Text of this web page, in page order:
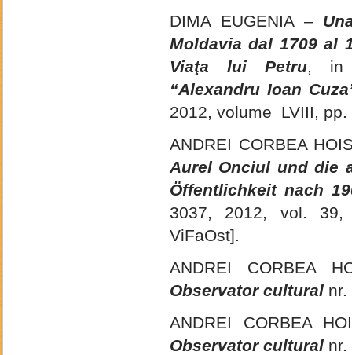
DIMA EUGENIA –
Moldavia dal 1709 al
Viaţa lui Petru,
“Alexandru Ioan
2012, volume LVIII,
ANDREI CORBEA
Aurel Onciul und die
Öffentlichkeit nach
3037, 2012, vol. 39,
ViFaOst].
ANDREI CORBEA
Observator cultural
ANDREI CORBEA
Observator cultural